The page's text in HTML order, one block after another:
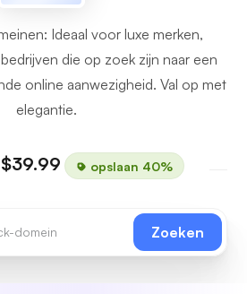
Ideaal voor luxe merken,
die op zoek zijn naar een
online aanwezigheid. Val op met
elegantie.
$39.99 opslaan 40%
Zoeken